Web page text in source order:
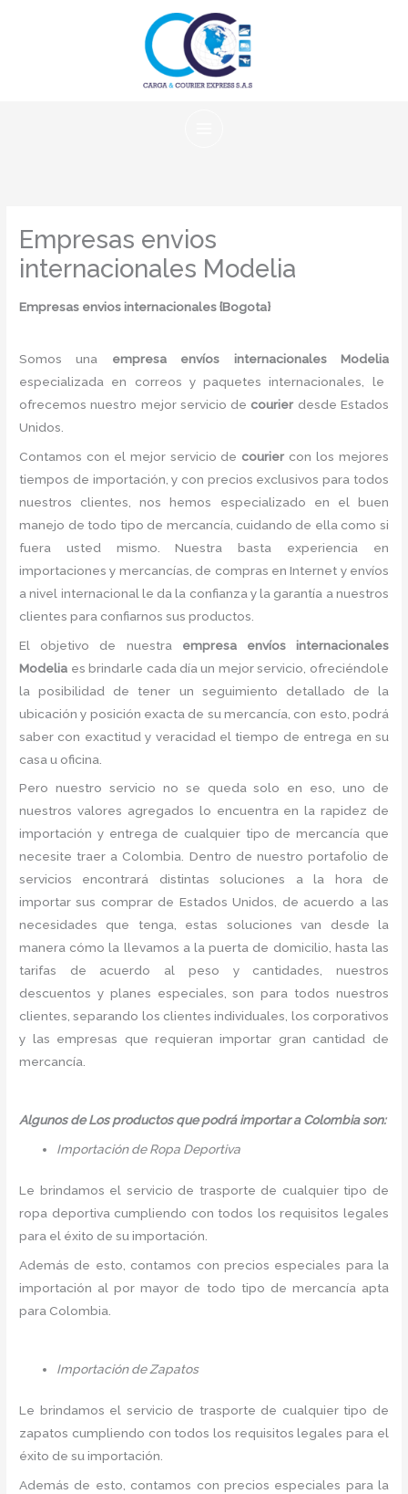
Empresas envios
internacionales Modelia
Empresas envios internacionales {Bogota}
Somos una empresa envíos internacionales Modelia
especializada en correos y paquetes internacionales, le
ofrecemos nuestro mejor servicio de courier desde Estados
Unidos.
Contamos con el mejor servicio de courier con los mejores
tiempos de importación, y con precios exclusivos para todos
nuestros clientes, nos hemos especializado en el buen
manejo de todo tipo de mercancía, cuidando de ella como si
fuera usted mismo. Nuestra basta experiencia en
importaciones y mercancías, de compras en Internet y envíos
a nivel internacional le da la confianza y la garantía a nuestros
clientes para confiarnos sus productos.
El objetivo de nuestra empresa envíos internacionales
Modelia es brindarle cada día un mejor servicio, ofreciéndole
la posibilidad de tener un seguimiento detallado de la
ubicación y posición exacta de su mercancía, con esto, podrá
saber con exactitud y veracidad el tiempo de entrega en su
casa u oficina.
Pero nuestro servicio no se queda solo en eso, uno de
nuestros valores agregados lo encuentra en la rapidez de
importación y entrega de cualquier tipo de mercancía que
necesite traer a Colombia. Dentro de nuestro portafolio de
servicios encontrará distintas soluciones a la hora de
importar sus comprar de Estados Unidos, de acuerdo a las
necesidades que tenga, estas soluciones van desde la
manera cómo la llevamos a la puerta de domicilio, hasta las
tarifas de acuerdo al peso y cantidades, nuestros
descuentos y planes especiales, son para todos nuestros
clientes, separando los clientes individuales, los corporativos
y las empresas que requieran importar gran cantidad de
mercancía.
Algunos de Los productos que podrá importar a Colombia son:
Importación de Ropa Deportiva
Le brindamos el servicio de trasporte de cualquier tipo de
ropa deportiva cumpliendo con todos los requisitos legales
para el éxito de su importación.
Además de esto, contamos con precios especiales para la
importación al por mayor de todo tipo de mercancía apta
para Colombia.
Importación de Zapatos
Le brindamos el servicio de trasporte de cualquier tipo de
zapatos cumpliendo con todos los requisitos legales para el
éxito de su importación.
Además de esto, contamos con precios especiales para la